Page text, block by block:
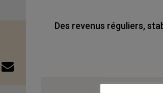
Des revenus réguliers,